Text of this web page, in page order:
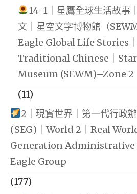
14-1｜星鷹全球生活故事
文｜星空文字博物館（
Eagle Global Life Stories
Traditional Chinese｜
Museum (SEWM)–Zone 2
(11)
2｜現實世界｜第一代行政
(SEG)｜World 2｜Real
Generation Administrative
Eagle Group
(177)